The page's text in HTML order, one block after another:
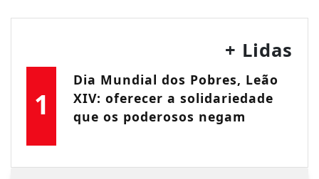
+ Lidas
1
Dia Mundial dos Pobres, Leão
XIV: oferecer a solidariedade
que os poderosos negam